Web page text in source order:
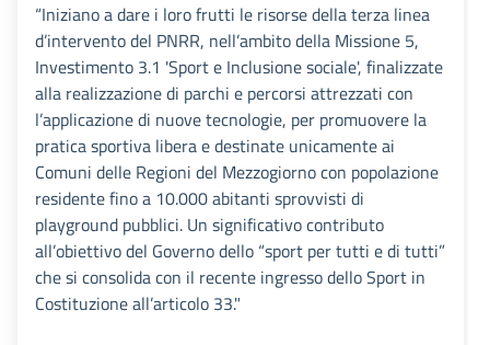
“Iniziano a dare i loro frutti le risorse della terza linea
d’intervento del PNRR, nell’ambito della Missione 5,
Investimento 3.1 'Sport e Inclusione sociale', finalizzate
alla realizzazione di parchi e percorsi attrezzati con
l’applicazione di nuove tecnologie, per promuovere la
pratica sportiva libera e destinate unicamente ai
Comuni delle Regioni del Mezzogiorno con popolazione
residente fino a 10.000 abitanti sprovvisti di
playground pubblici. Un significativo contributo
all’obiettivo del Governo dello “sport per tutti e di tutti”
che si consolida con il recente ingresso dello Sport in
Costituzione all’articolo 33."